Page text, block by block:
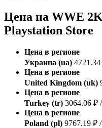
Цена на WWE
Playstation Store
Цена в регионе
Украина (ua)
Цена в регионе
United Kingdom (uk)
Цена в регионе
Turkey (tr) 3064.06 ₽
Цена в регионе
Poland (pl) 9767.19 ₽ /